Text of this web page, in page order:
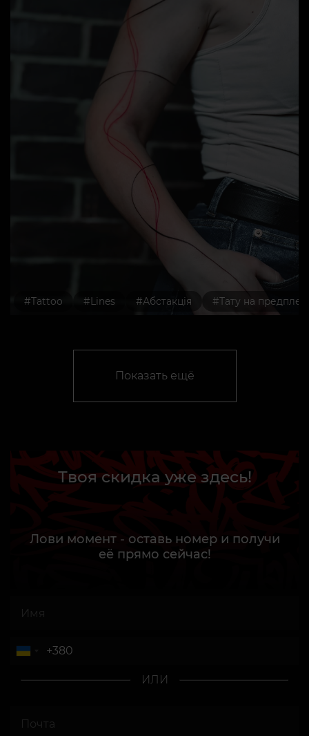
#Tattoo #Lines #Абстакція #Тату на
Показать ещё
Твоя скидка уже здесь!
Лови момент - оставь номер и получи
её прямо сейчас!
ИЛИ